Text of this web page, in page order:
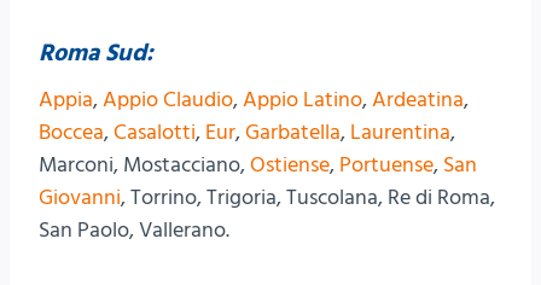
Roma Sud:
Appia,Appio Claudio,Appio Latino,Ardeatina,
Boccea,Casalotti, Eur,Garbatella, Laurentina,
Marconi, Mostacciano,Ostiense, Portuense, San
Giovanni, Torrino, Trigoria, Tuscolana, Re di Roma,
San Paolo, Vallerano.